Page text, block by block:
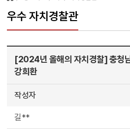
우수 자치경찰관
[2024년 올해의 자치경찰] 충청
강희환
작성자
길**